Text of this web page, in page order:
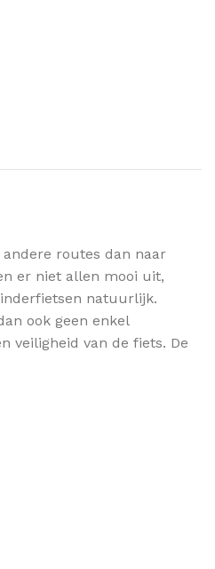
routes dan naar
er niet allen mooi uit,
natuurlijk.
ook geen enkel
veiligheid van de fiets. De